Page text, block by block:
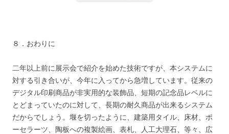
８．おわりに
二年以上前に展示会で紹介を始めた技術ですが、本システムに
対する引き合いが、今年に入ってから急増しています。従来の
デジタル印刷商品が非実用的な装飾品、短期の記念品レベルに
とどまっていたのに対して、長期の耐久商品が出来るシステム
だからでしょう。堰を切ったように、建築用タイル、床材、ポ
ーセラーツ、陶板への複製絵画、表札、人工大理石、等々、広